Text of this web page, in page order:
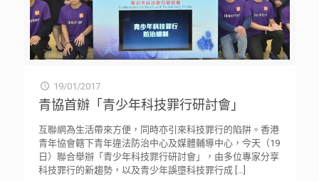
19/01/2017
青協首辦「青少年科技罪行研討會」
互聯網為生活帶來方便，同時亦引來科技罪行的陷阱。香港
青年協會轄下青年違法防治中心及媒體輔導中心，今天（19
日）聯合舉辦「青少年科技罪行研討會」，由多位專家分享
科技罪行的新趨勢，以及青少年誤墮科技罪行成[…]